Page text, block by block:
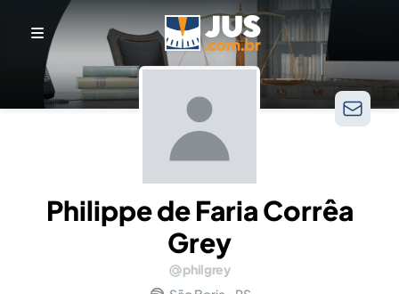
Philippe de Faria Corrêa
Grey
philgrey